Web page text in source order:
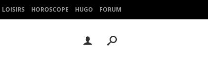
LOISIRS HOROSCOPE HUGO FORUM